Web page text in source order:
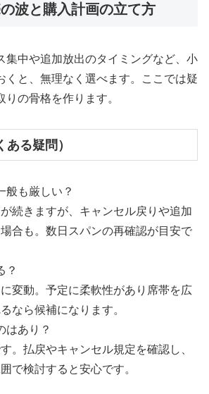
波と購入計画の立て方
集中や追加放出のタイミングなど、小
くと、無理なく選べます。ここでは疑
りの骨格を作ります。
ある疑問）
般も厳しい？
続きますが、キャンセル戻りや追加
合も。数日スパンの再確認が目安で
？
変動。予定に柔軟性があり席帯を広
なら候補になります。
はあり？
。払戻やキャンセル規定を確認し、
で検討すると安心です。